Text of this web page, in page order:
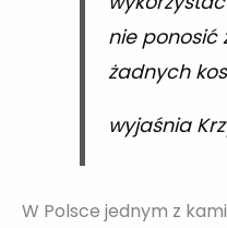
nie ponosić
żadnych
wyjaśnia
W Polsce jednym z